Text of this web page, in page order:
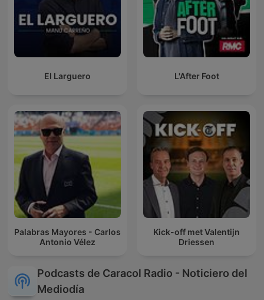
El Larguero L'After Foot
Palabras Mayores - Carlos
Antonio Vélez
Kick-off met Valentijn
Driessen
Podcasts de Caracol Radio - Noticiero del
Mediodía